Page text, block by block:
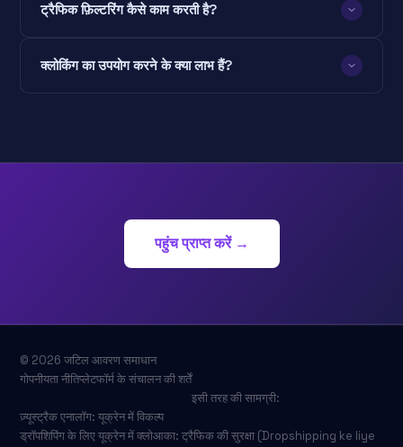
ट्रैफिक फ़िल्टरिंग कैसे काम करती है?
क्लोकिंग का उपयोग करने के क्या लाभ हैं?
पहुंच प्राप्त करें →
© 2026 जटिल आवरण समाधान
गोपनीयता नीतिप्लेटफॉर्म के संचालन की शर्तें
इसी तरह की सामग्री:
ज़्यूस्ट्रैक एनालॉग: यूक्रेन में विकल्प
ड्रॉपशिपिंग के लिए यूक्रेन में क्लोआका: ट्रैफिक की सुरक्षा (Dropshipping ke liye